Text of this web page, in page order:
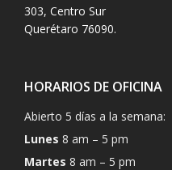
303, Centro Sur
Querétaro 76090.
HORARIOS DE OFICINA
Abierto 5 días a la semana:
Lunes 8 am – 5 pm
Martes 8 am – 5 pm